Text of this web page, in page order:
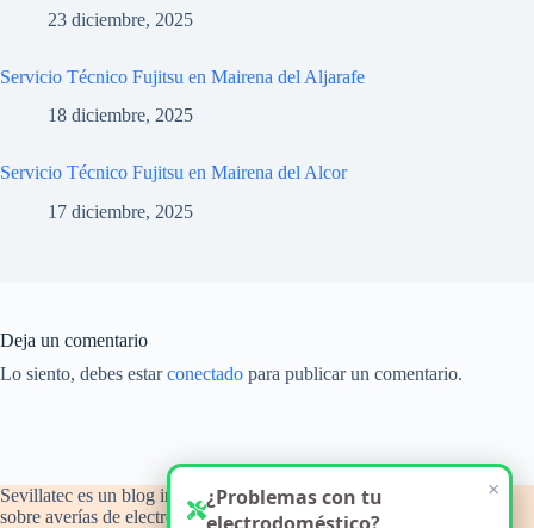
23 diciembre, 2025
Servicio Técnico Fujitsu en Mairena del Aljarafe
18 diciembre, 2025
Servicio Técnico Fujitsu en Mairena del Alcor
17 diciembre, 2025
Deja un comentario
Lo siento, debes estarconectado para publicar un comentario.
Sevillatec es un blog informativo y de orientación técnica
sobre averías de electrodomésticos del hogar, con atención a
×
¿Problemas con tu